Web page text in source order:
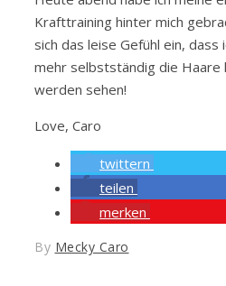
Krafttraining hinter mich
sich das leise Gefühl ein,
mehr selbstständig die Haare
werden sehen!
Love, Caro
twittern
teilen
merken
By Mecky Caro